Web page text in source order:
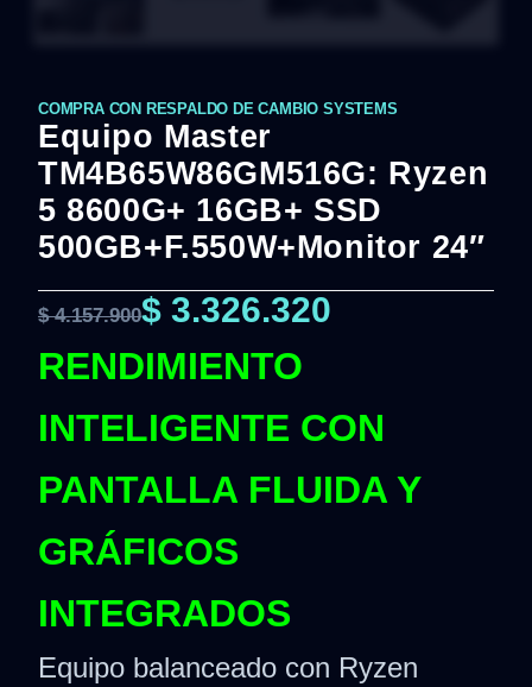
COMPRA CON RESPALDO DE CAMBIO SYSTEMS
Equipo Master
TM4B65W86GM516G: Ryzen
5 8600G+ 16GB+ SSD
500GB+F.550W+Monitor 24″
$4.157.900$ 3.326.320
RENDIMIENTO
INTELIGENTE CON
PANTALLA FLUIDA Y
GRÁFICOS
INTEGRADOS
Equipo balanceado con Ryzen